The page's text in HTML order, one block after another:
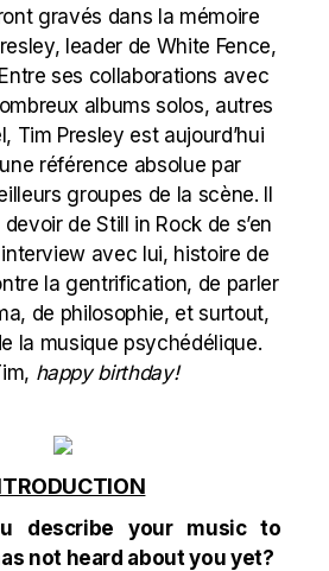
gravés dans la mémoire
leader de White Fence,
ses collaborations avec
albums solos, autres
Tim Presley est aujourd’hui
référence absolue par
groupes de la scène. Il
de Still in Rock de s’en
avec lui, histoire de
la gentrification, de parler
de philosophie, et surtout,
la musique psychédélique.
happy birthday!
describe your music to
not heard about you yet?